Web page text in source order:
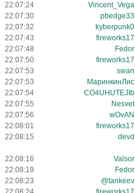
22:07:24
Vincent_Vega
22:07:30
pbedge33
22:07:32
kyberpunk0
22:07:43
fireworks17
22:07:48
Fedor
22:07:50
fireworks17
22:07:53
swan
22:07:53
МаринкинЛис
22:07:54
CO4UHUTEJIb
22:07:55
Nesvet
22:07:56
wOvAN
22:08:01
fireworks17
22:08:15
devd
22:08:16
Valsor
22:08:19
Fedor
22:08:23
@tankeev